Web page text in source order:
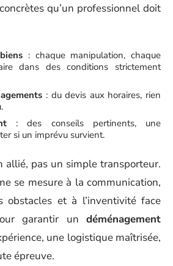
qu’un professionnel doit
: chaque manipulation, chaque
dans des conditions strictement
: du devis aux horaires, rien
: des conseils pertinents, une
si un imprévu survient.
allié, pas un simple transporteur.
se mesure à la communication,
obstacles et à l’inventivité face
garantir un déménagement
une logistique maîtrisée,
épreuve.